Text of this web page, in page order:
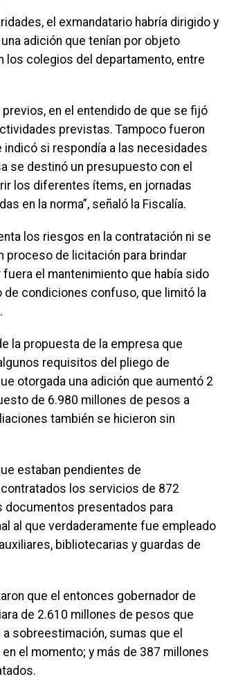
el exmandatario habría dirigido y
adición que tenían por objeto
los colegios del departamento, entre
en el entendido de que se fijó
previstas. Tampoco fueron
si respondía a las necesidades
se destinó un presupuesto con el
los diferentes ítems, en jornadas
en la norma”, señaló la Fiscalía.
los riesgos en la contratación ni se
proceso de licitación para brindar
el mantenimiento que había sido
condiciones confuso, que limitó la
la propuesta de la empresa que
requisitos del pliego de
otorgada una adición que aumentó 2
de 6.980 millones de pesos a
también se hicieron sin
estaban pendientes de
los servicios de 872
documentos presentados para
al que verdaderamente fue empleado
bibliotecarias y guardas de
que el entonces gobernador de
de 2.610 millones de pesos que
sobreestimación, sumas que el
el momento; y más de 387 millones